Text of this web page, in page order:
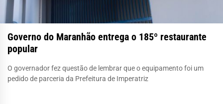
Governo do Maranhão entrega o 185º restaurante
popular
O governador fez questão de lembrar que o equipamento foi um
pedido de parceria da Prefeitura de Imperatriz